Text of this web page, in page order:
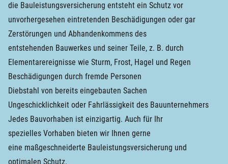
die Bauleistungsversicherung entsteht ein Schutz vor
unvorhergesehen eintretenden Beschädigungen oder gar
Zerstörungen und Abhandenkommens des
entstehenden Bauwerkes und seiner Teile, z. B. durch
Elementarereignisse wie Sturm, Frost, Hagel und Regen
Beschädigungen durch fremde Personen
Diebstahl von bereits eingebauten Sachen
Ungeschicklichkeit oder Fahrlässigkeit des Bauunternehmers
Jedes Bauvorhaben ist einzigartig. Auch für Ihr
spezielles Vorhaben bieten wir Ihnen gerne
eine maßgeschneiderte Bauleistungsversicherung und
optimalen Schutz.